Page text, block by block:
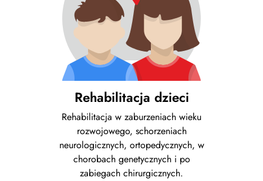
Rehabilitacja dzieci
Rehabilitacja w zaburzeniach wieku
rozwojowego, schorzeniach
neurologicznych, ortopedycznych, w
chorobach genetycznych i po
zabiegach chirurgicznych.